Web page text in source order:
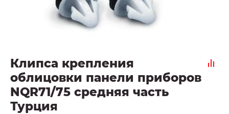
Клипса крепления
облицовки панели приборов
NQR71/75 средняя часть
Турция